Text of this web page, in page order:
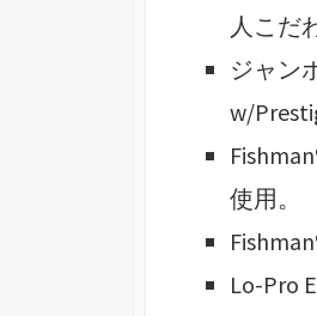
人こだ
ジャン
w/
使用。
Lo-Pro